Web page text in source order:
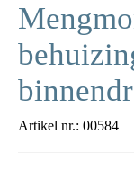
Artikel nr.: 00584